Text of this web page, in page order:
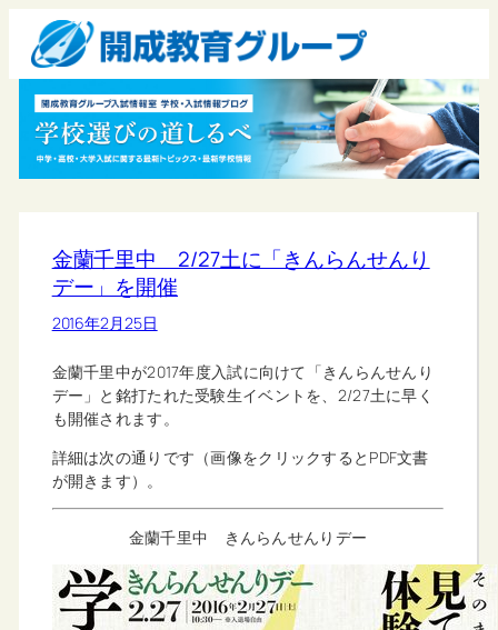
金蘭千里中 2/27土に「きんらんせんり
デー」を開催
2016年2月25日
金蘭千里中が2017年度入試に向けて「きんらんせんり
デー」と銘打たれた受験生イベントを、2/27土に早く
も開催されます。
詳細は次の通りです（画像をクリックするとPDF文書
が開きます）。
金蘭千里中 きんらんせんりデー